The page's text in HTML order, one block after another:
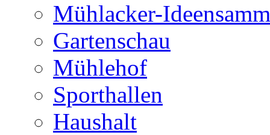
Mühlacker-
Gartenschau
Mühlehof
Sporthallen
Haushalt